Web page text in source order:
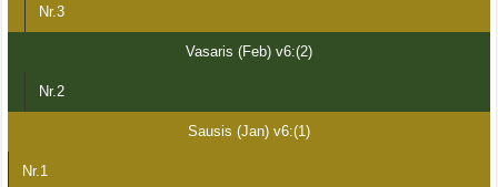
Nr.3
Vasaris (Feb) v6:(2)
Nr.2
Sausis (Jan) v6:(1)
Nr.1